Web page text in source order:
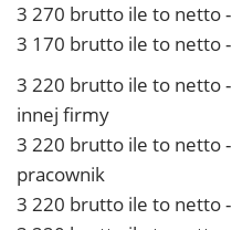
3 270 brutto ile to netto
3 170 brutto ile to netto
3 220 brutto ile to netto
innej firmy
3 220 brutto ile to netto
pracownik
3 220 brutto ile to netto